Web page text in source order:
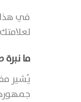
في
ما نبرة
يُشير